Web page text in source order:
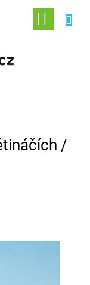
NÁKUPNÍ
KOŠÍK
/